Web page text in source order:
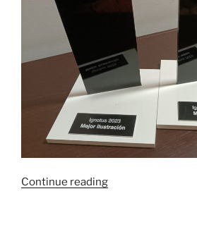
Continue reading“Doblete